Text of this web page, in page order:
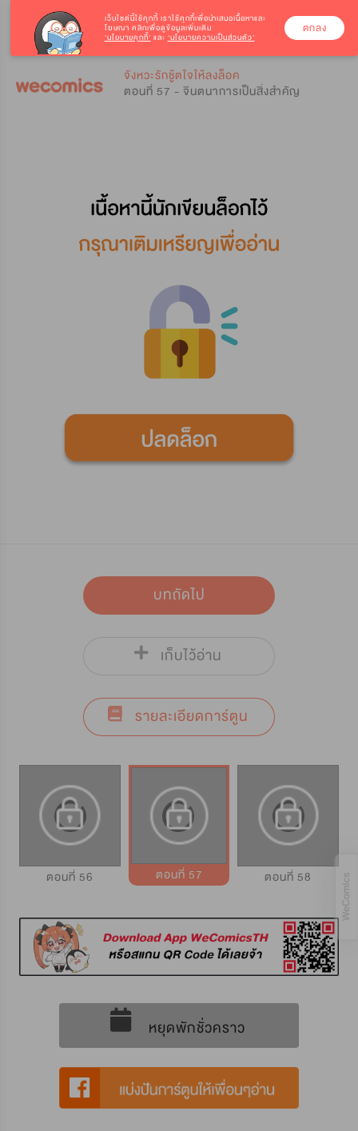
จังหวะรักชู้ตใจให้ลงล็อค
ตอนที่ 57 - จินตนาการเป็นสิ่งสำคัญ
บทถัดไป
เก็บไว้อ่าน
รายละเอียดการ์ตูน
ตอนที่ 56 ตอนที่ 57 ตอนที่ 58
หยุดพักชั่วคราว
เว็บไซต์นี้ใช้คุกกี้ เราใช้คุกกี้เพื่อนำเสนอเนื้อหาและ
โฆษณา คลิกเพื่อดูข้อมูลเพิ่มเติม
‘นโยบายคุกกี้’ และ ‘นโยบายความเป็นส่วนตัว’
ตกลง